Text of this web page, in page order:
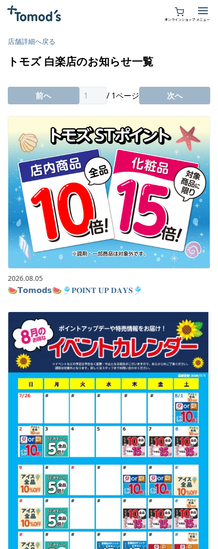
オンラインショップ メニュー
お店を探す
薬局・処方せん
サービス
薬局・処方せん
ヘルスケア
会員サービス
イベントサービス
TOMOKO
プライベートブランド -APS-
お知らせ
採用情報
開業予定の方へ
物件情報
オンラインショップ
店舗詳細へ戻る
トモズ 白楽店のお知らせ一覧
前へ / 1ページ 次へ
2026.08.05
🍉𝗧𝗼𝗺𝗼𝗱𝘀🍉🎐𝐏𝐎𝐈𝐍𝐓 𝐔𝐏 𝐃𝐀𝐘𝐒🎐